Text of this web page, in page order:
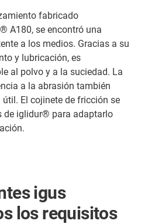
fabricado
A180, se encontró una
a los medios. Gracias a su
y lubricación, es
al polvo y a la suciedad. La
a la abrasión también
El cojinete de fricción se
de iglidur® para adaptarlo
igus
los requisitos